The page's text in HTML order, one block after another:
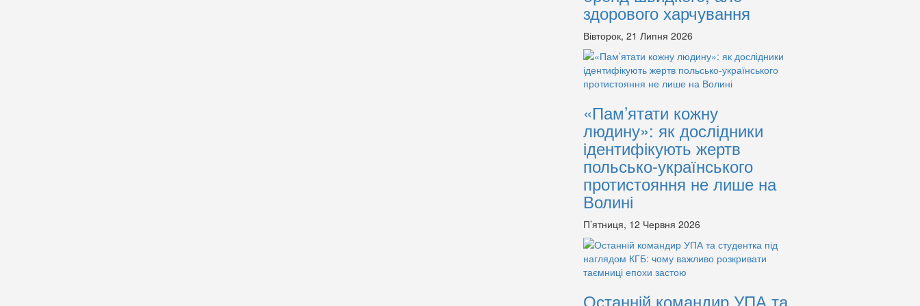
здорового харчування
Вівторок, 21 Липня 2026
«Пам’ятати кожну
людину»: як дослідники
ідентифікують жертв
польсько-українського
протистояння не лише на
Волині
П’ятниця, 12 Червня 2026
Останній командир УПА та